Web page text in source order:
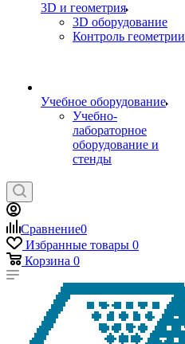
3D и геометрия
3D оборудование
Контроль геометрии
Учебное оборудование
Учебно-
лабораторное
оборудование и
стенды
Сравнение0
Избранные товары 0
Корзина 0